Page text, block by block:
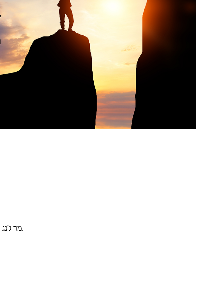
מר ג'נג יונגלי, מנכ"ל החברה, שעובד בתעשיית חומרי הטיטניום למעלה מ-15 שנה, הקים את המיזם עם שטח מפעל התחלתי של כמעט 10,000 מטרים רבועים.